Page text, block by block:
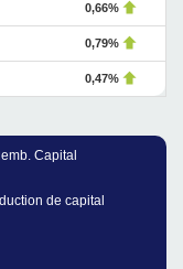
0,66%
0,79%
0,47%
Capital
de capital